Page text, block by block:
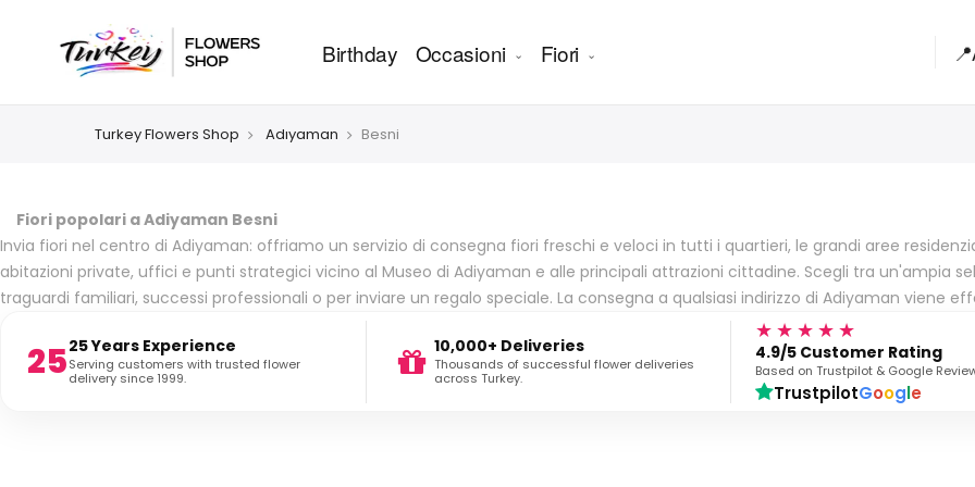
Birthday Occasioni Fiori 📍
Turkey Flowers Shop Adıyaman Besni
Fiori popolari a Adiyaman Besni
Invia fiori nel centro di Adiyaman: offriamo un servizio di consegna fiori freschi e veloci in tutti i quartieri, le grandi aree
abitazioni private, uffici e punti strategici vicino al Museo di Adiyaman e alle principali attrazioni cittadine. Scegli tra un'ampia
traguardi familiari, successi professionali o per inviare un regalo speciale. La consegna a qualsiasi indirizzo di Adiyaman viene
2525 Years Experience
Serving customers with trusted flower
delivery since 1999.
10,000+ Deliveries
Thousands of successful flower deliveries
across Turkey.
★★★★★
4.9/5 Customer Rating
Based on Trustpilot & Google
TrustpilotGoogle